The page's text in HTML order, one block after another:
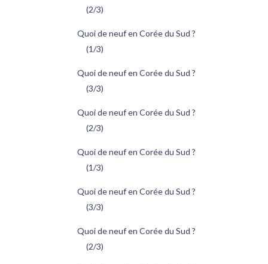
(2/3)
Quoi de neuf en Corée du Sud ?
(1/3)
Quoi de neuf en Corée du Sud ?
(3/3)
Quoi de neuf en Corée du Sud ?
(2/3)
Quoi de neuf en Corée du Sud ?
(1/3)
Quoi de neuf en Corée du Sud ?
(3/3)
Quoi de neuf en Corée du Sud ?
(2/3)